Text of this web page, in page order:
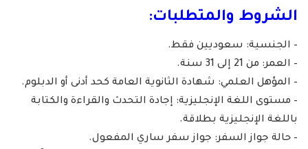
الشروط والمتطلبات:
– الجنسية: سعوديين فقط.
– العمر: من 21 إلى 31 سنة.
– المؤهل العلمي: شهادة الثانوية العامة كحد أدنى أو الدبلوم.
– مستوى اللغة الإنجليزية: إجادة التحدث والقراءة والكتابة
باللغة الإنجليزية بطلاقة.
– حالة جواز السفر: جواز سفر ساري المفعول.